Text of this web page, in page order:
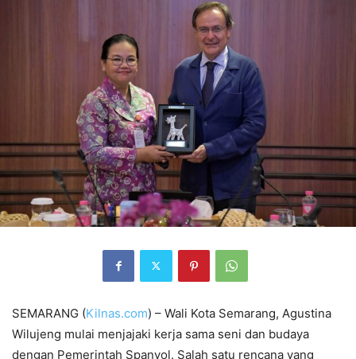
SEMARANG (Kilnas.com) – Wali Kota Semarang, Agustina
Wilujeng mulai menjajaki kerja sama seni dan budaya
dengan Pemerintah Spanyol. Salah satu rencana yang